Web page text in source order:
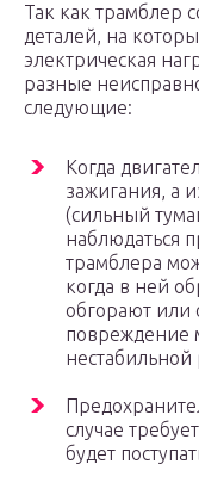
Так как трамблер
деталей, на
электрическая
разные
следующие:
Когда
зажигания, а
(сильный
наблюдаться
трамблера
когда в ней
обгорают или
повреждение
нестабильной
случае
будет